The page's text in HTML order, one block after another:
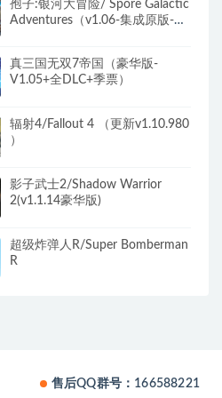
孢子:银河大冒险/ Spore Galactic
Adventures（v1.06-集成原版-银
真三国无双7帝国（豪华版-
V1.05+全DLC+季票）
辐射4/Fallout 4 （更新v1.10.980
）
影子武士2/Shadow Warrior
2(v1.1.14豪华版)
超级炸弹人R/Super Bomberman
R
售后QQ群号：166588221